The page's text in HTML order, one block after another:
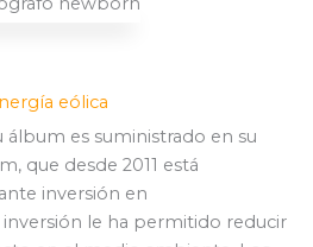
eólica
álbum es suministrado en su
que desde 2011 está
inversión en
inversión le ha permitido reducir